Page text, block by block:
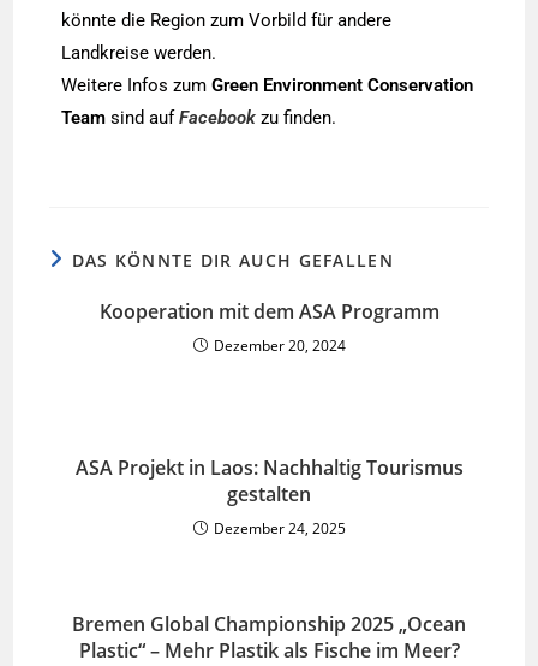
könnte die Region zum Vorbild für andere
Landkreise werden.
Weitere Infos zumGreen Environment Conservation
Team sind auf Facebook zu finden.
DAS KÖNNTE DIR AUCH GEFALLEN
Kooperation mit dem ASA Programm
Dezember 20, 2024
ASA Projekt in Laos: Nachhaltig Tourismus
gestalten
Dezember 24, 2025
Bremen Global Championship 2025 „Ocean
Plastic“ – Mehr Plastik als Fische im Meer?